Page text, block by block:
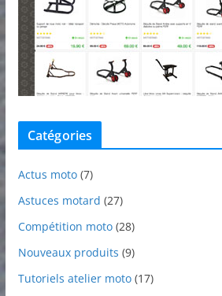
Catégories
Actus moto(7)
Astuces motard (27)
Compétition moto(28)
Nouveaux produits (9)
Tutoriels atelier moto(17)